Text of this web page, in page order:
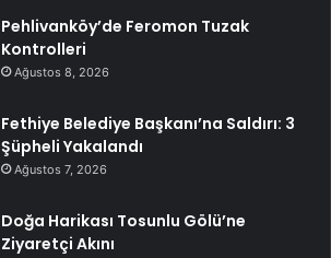
Pehlivanköy’de Feromon Tuzak
Kontrolleri
Ağustos 8, 2026
Fethiye Belediye Başkanı’na Saldırı: 3
Şüpheli Yakalandı
Ağustos 7, 2026
Doğa Harikası Tosunlu Gölü’ne
Ziyaretçi Akını